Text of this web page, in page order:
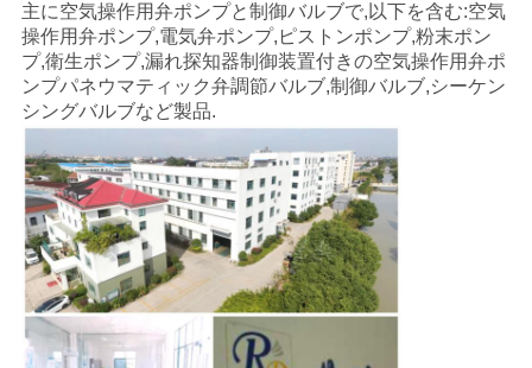
主に空気操作用弁ポンプと制御バルブで,以下を含む:空気
操作用弁ポンプ,電気弁ポンプ,ピストンポンプ,粉末ポン
プ,衛生ポンプ,漏れ探知器制御装置付きの空気操作用弁ポ
ンプパネウマティック弁調節バルブ,制御バルブ,シーケン
シングバルブなど製品.